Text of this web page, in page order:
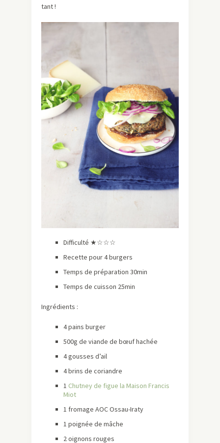
tant !
Difficulté ★☆☆☆
Recette pour 4 burgers
Temps de préparation 30min
Temps de cuisson 25min
Ingrédients :
4 pains burger
500g de viande de bœuf hachée
4 gousses d’ail
4 brins de coriandre
1 Chutney de figue la Maison Francis
Miot
1 fromage AOC Ossau-Iraty
1 poignée de mâche
2 oignons rouges